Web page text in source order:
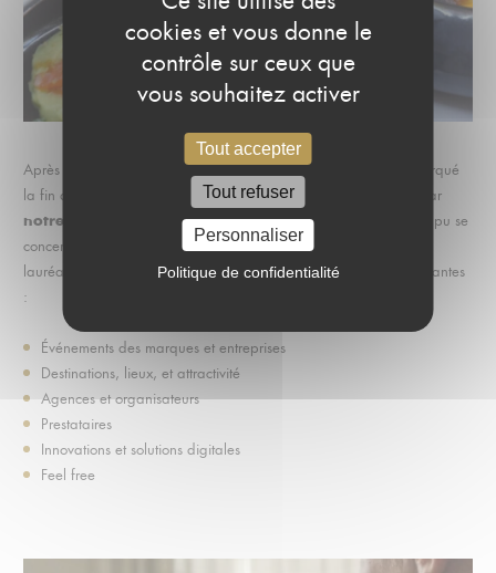
cookies et vous donne le
contrôle sur ceux que
vous souhaitez activer
Tout accepter
Tout refuser
Personnaliser
Politique de confidentialité
Après une matinée intense,un déjeuner délibératoire
a marqué
la fin des auditions. Autour de Trip-Tips préparés en exclusivité par
notre partenaire Dealer de Cook,les membres du jury ont pu se
concerter et établir le palmarès définitif, afin de récompenser les
lauréats des plus belles innovations, selon les6 catégories
suivantes
:
Événements des marques et entreprises
Destinations, lieux, et attractivité
Agences et organisateurs
Prestataires
Innovations et solutions digitales
Feel free